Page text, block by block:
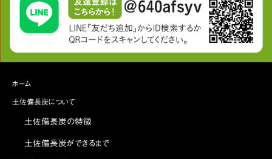
ホーム
土佐備長炭について
土佐備長炭の特徴
土佐備長炭ができるまで